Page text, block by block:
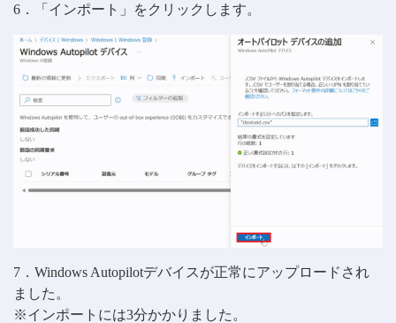
6．「インポート」をクリックします。
7．Windows Autopilotデバイスが正常にアップロードされ
ました。
※インポートには3分かかりました。